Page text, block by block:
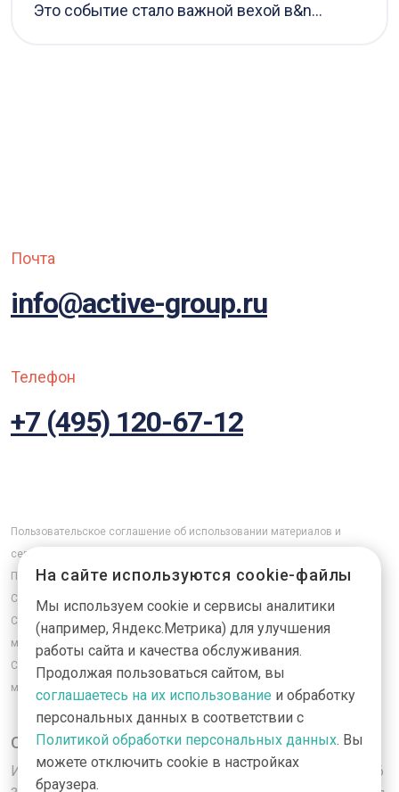
Это событие стало важной вехой в&n...
Почта
info@active-group.ru
Телефон
+7 (495) 120-67-12
Пользовательское соглашение об использовании материалов и
сервисов интернет-сайта
Положение об обработке персональных данных
Согласие на обработку персональных данных в формах обратной связи
Согласие на обработку персональных данных, собираемых
метрическими программами
Согласие на получение рассылки рекламно-информационных
материалов
ООО «Эктив Диджитал»
ИНН 9725032045 КПП 623401001 ОГРН 1207700139866
На сайте используются cookie-файлы
Мы используем cookie и сервисы аналитики
(например, Яндекс.Метрика) для улучшения
работы сайта и качества обслуживания.
Продолжая пользоваться сайтом, вы
соглашаетесь на их использование и обработку
персональных данных в соответствии с
Политикой обработки персональных данных. Вы
можете отключить cookie в настройках
браузера.